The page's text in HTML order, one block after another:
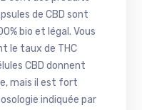
de CBD sont
bio et légal. Vous
le taux de THC
CBD donnent
mais il est fort
indiquée par